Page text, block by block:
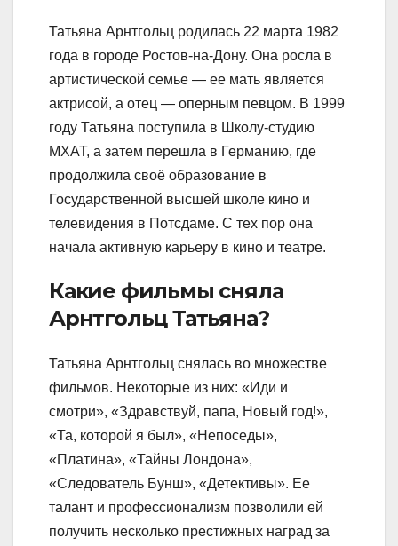
Татьяна Арнтгольц родилась 22 марта 1982
года в городе Ростов-на-Дону. Она росла в
артистической семье — ее мать является
актрисой, а отец — оперным певцом. В 1999
году Татьяна поступила в Школу-студию
МХАТ, а затем перешла в Германию, где
продолжила своё образование в
Государственной высшей школе кино и
телевидения в Потсдаме. С тех пор она
начала активную карьеру в кино и театре.
Какие фильмы сняла
Арнтгольц Татьяна?
Татьяна Арнтгольц снялась во множестве
фильмов. Некоторые из них: «Иди и
смотри», «Здравствуй, папа, Новый год!»,
«Та, которой я был», «Непоседы»,
«Платина», «Тайны Лондона»,
«Следователь Бунш», «Детективы». Ее
талант и профессионализм позволили ей
получить несколько престижных наград за